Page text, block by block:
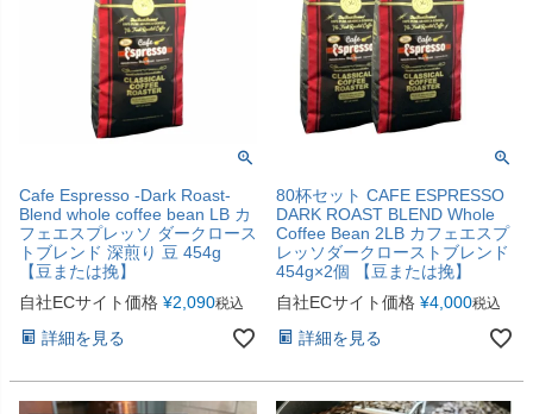
Cafe Espresso -Dark Roast-
Blend whole coffee bean LB カ
フェエスプレッソ ダークロース
トブレンド 深煎り 豆 454g
【豆または挽】
自社ECサイト価格 ¥2,090税込
詳細を見る
80杯セット CAFE ESPRESSO
DARK ROAST BLEND Whole
Coffee Bean 2LB カフェエスプ
レッソダークローストブレンド
454g×2個 【豆または挽】
自社ECサイト価格 ¥4,000税込
詳細を見る